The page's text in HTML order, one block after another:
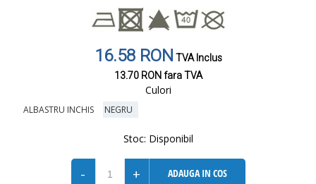
16.58 RONTVA Inclus
13.70 RONfara TVA
Culori
ALBASTRU INCHIS NEGRU
Stoc: Disponibil
- + ADAUGA IN COS